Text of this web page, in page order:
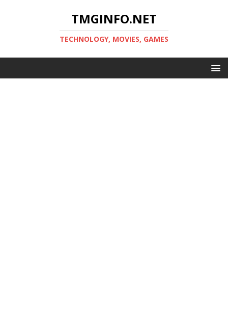
TMGINFO.NET
ТECHNOLOGY, MOVIES, GAMES